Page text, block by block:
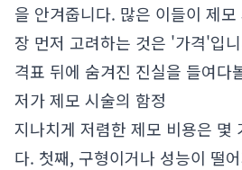
을 안겨줍니다. 많은 이들이 제
장 먼저 고려하는 것은 '가격'입
격표 뒤에 숨겨진 진실을 들여다
저가 제모 시술의 함정
지나치게 저렴한 제모 비용은 몇
다. 첫째, 구형이거나 성능이 떨